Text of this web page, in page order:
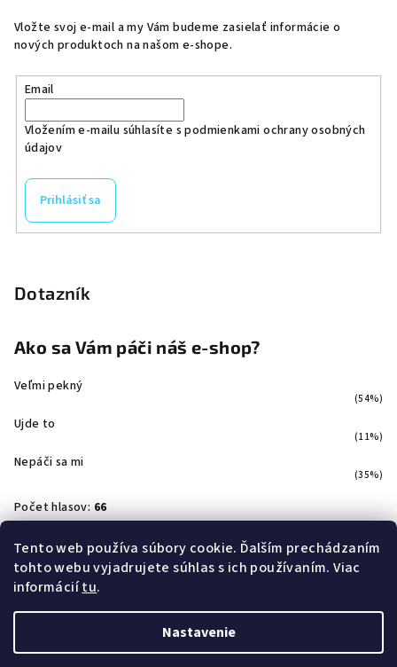
Tento web používa súbory cookie. Ďalším prechádzaním
tohto webu vyjadrujete súhlas s ich používaním. Viac
informáciítu.
Nastavenie
Vložte svoj e-mail a my Vám budeme zasielať informácie o
nových produktoch na našom e-shope.
Email
Vložením e-mailu súhlasíte spodmienkami ochrany osobných
údajov
Prihlásiť sa
Dotazník
Ako sa Vám páči náš e-shop?
Veľmi pekný
(54%)
Ujde to
(11%)
Nepáči sa mi
(35%)
Počet hlasov: 66
Facebook